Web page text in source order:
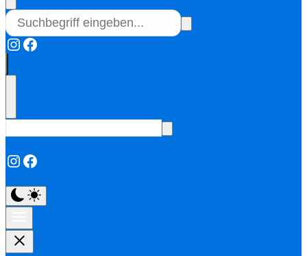
Instagram
Facebook
Instagram
Facebook